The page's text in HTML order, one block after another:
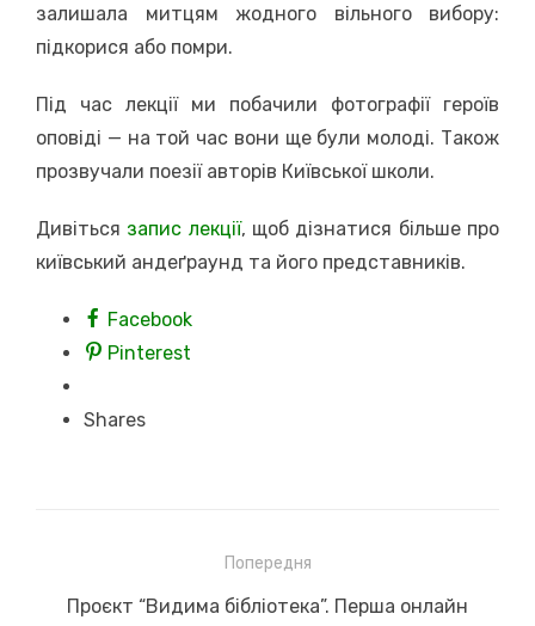
залишала митцям жодного вільного вибору:
підкорися або помри.
Під час лекції ми побачили фотографії героїв
оповіді — на той час вони ще були молоді. Також
прозвучали поезії авторів Київської школи.
Дивіться запис лекції, щоб дізнатися більше про
київський андеґраунд та його представників.
Facebook
Pinterest
Shares
записів
Попередня
Previous
Проєкт “Видима бібліотека”. Перша онлайн